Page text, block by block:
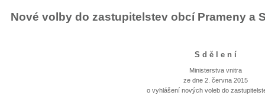
Nové volby do zastupitelstev obcí Prameny a
S d ě l e n í
Ministerstva vnitra
ze dne 2. června 2015
o vyhlášení nových voleb do